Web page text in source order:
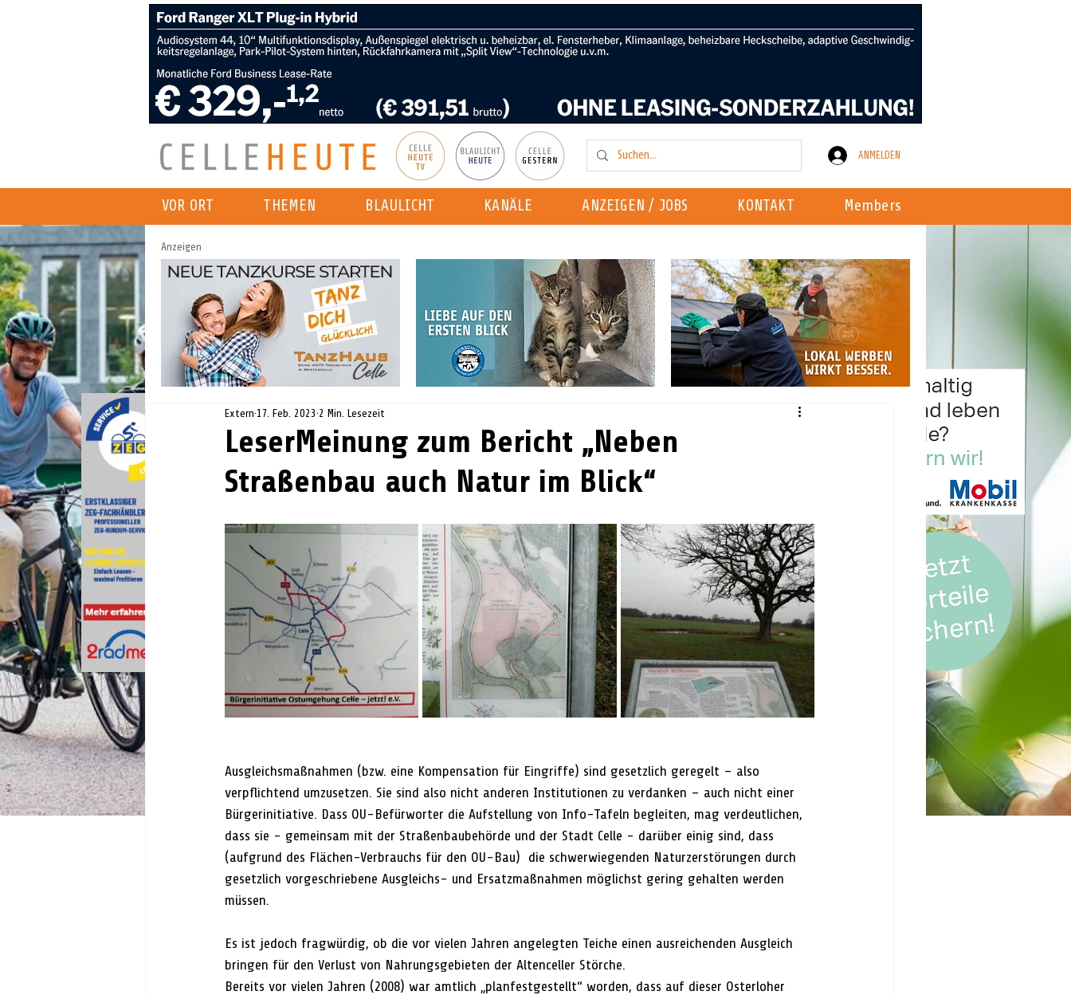
ANMELDEN
VOR ORT THEMEN BLAULICHT KANÄLE ANZEIGEN / JOBS KONTAKT Members
Anzeigen
LeserMeinung zum Bericht „Neben
Straßenbau auch Natur im Blick“
Extern 17. Feb. 2023 2 Min. Lesezeit
Ausgleichsmaßnahmen (bzw. eine Kompensation für Eingriffe) sind gesetzlich geregelt – also
verpflichtend umzusetzen. Sie sind also nicht anderen Institutionen zu verdanken – auch nicht einer
Bürgerinitiative. Dass OU-Befürworter die Aufstellung von Info-Tafeln begleiten, mag verdeutlichen,
dass sie - gemeinsam mit der Straßenbaubehörde und der Stadt Celle - darüber einig sind, dass
(aufgrund des Flächen-Verbrauchs für den OU-Bau)  die schwerwiegenden Naturzerstörungen durch
gesetzlich vorgeschriebene Ausgleichs- und Ersatzmaßnahmen möglichst gering gehalten werden
müssen.
Es ist jedoch fragwürdig, ob die vor vielen Jahren angelegten Teiche einen ausreichenden Ausgleich
bringen für den Verlust von Nahrungsgebieten der Altenceller Störche.
Bereits vor vielen Jahren (2008) war amtlich „planfestgestellt“ worden, dass auf dieser Osterloher